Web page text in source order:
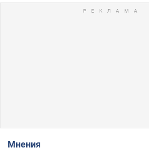
Мнения